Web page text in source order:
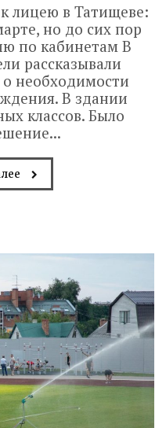
лицею в Татищеве:
но до сих пор
по кабинетам В
рассказывали
необходимости
В здании
классов. Было